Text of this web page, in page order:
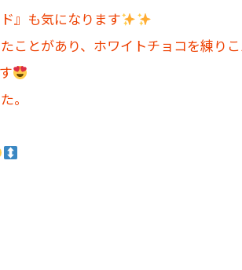
』も気になります
ことがあり、ホワイトチョコを練り
。